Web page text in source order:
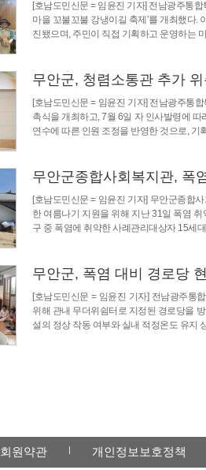
[호남도민신문 = 임윤진 기자] 전남광주통
마을 꼬불꼬불 강냉이길 축제’를 개최했다.
진됐으며, 주민이 직접 기획하고 운영하는
무안군, 청렴소통관 추가
[호남도민신문 = 임윤진 기자] 전남광주통
촉식을 개최하고, 7월 6일 자 인사발령에
연수에 따른 인원 조정을 반영한 것으로,
무안군종합사회복지관, 폭
[호남도민신문 = 임윤진 기자] 무안군종합
한 여름나기 지원을 위해 지난 31일 폭염
구 중 폭염에 취약한 사례관리대상자 15세
무안군, 폭염 대비 경로당
[호남도민신문 = 임윤진 기자] 전남광주통
위해 관내 무더위쉼터로 지정된 경로당을
설의 정상 작동 여부와 실내 적정온도 유지
회원약관 개인정보보호정책